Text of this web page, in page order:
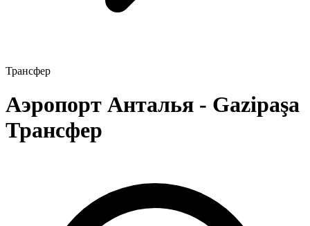
Трансфер
Аэропорт Анталья - Gazipaşa
Трансфер